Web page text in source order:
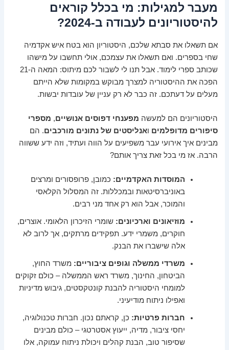
מעבר למגילות: מי בכלל קוראים
להיסטוריונים לעבודה ב-2024?
אם תשאלו את סבתא שלכם, היסטוריון הוא בטח איש אקדמיה
שחי בספרים. ואם תשאלו את עצמכם, אולי תחשבו על מישהו
שכותב ספרי לימוד. אבל תנו לי לשבור לכם מיתוס: המאה ה-21
הפכה את ההיסטוריה למצרך מבוקש במקומות שלא הייתם
מעלים על דעתכם. זה כבר לא רק עניין של עובדות יבשות.
היסטוריונים הם למעשה מפענחי דפוסים אנושיים, מספרי
סיפורים מדופלמים ואנליסטים של נתונים מורכבים. הם
מבינים איך אירועי עבר משפיעים על הווה ועתיד, וזה ידע ששווה
הרבה. אז מי בכל זאת צריך אותם?
המוסדות האקדמיים: כמובן, פרופסורים ומרצים
באוניברסיטאות ובמכללות. זה המסלול הקלאסי
והמוכר, אבל הוא רק אחד מני רבים.
מוזיאונים וארכיונים: שומרי הזיכרון הלאומי. אוצרים,
חוקרים, משמרי ידע. תפקידים מרתקים, אך לרוב לא
אלה שישברו את הבנק.
משרדי ממשלה וגופים ציבוריים: משרד החוץ,
הביטחון, החינוך, משרד ראש הממשלה – כולם זקוקים
למומחי היסטוריה להבנת קונטקסטים, גיבוש מדיניות
ואפילו ניתוח מודיעיני.
חברות פרטיות: כן, קראתם נכון. חברות טכנולוגיה,
יחסי ציבור, מדיה, ייעוץ אסטרטגי – כולם מבינים
שסיפור טוב, הבנת קהלים ויכולת ניתוח עמוקה, אלו